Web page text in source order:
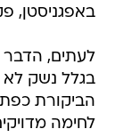
באפגניסטן,
לעתים, הדבר
בגלל נשק לא
הביקורת
לחימה